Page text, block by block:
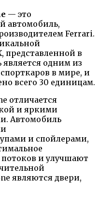
— это
автомобиль,
Ferrari.
представленной в
является одним из
в мире, и
всего 30 единицам.
отличается
и яркими
Автомобиль
и спойлерами,
и улучшают
являются двери,